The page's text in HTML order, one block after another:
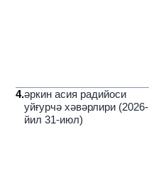
4.әркин асия радийоси
уйғурчә хәвәрлири (2026-
йил 31-июл)